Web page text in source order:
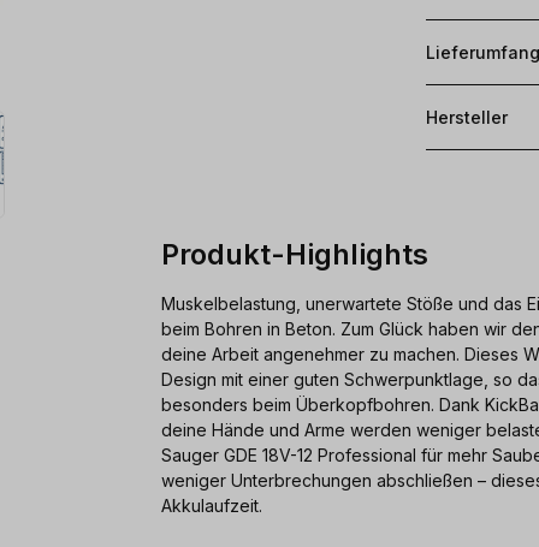
Lieferumfang
Hersteller
Produkt-Highlights
Muskelbelastung, unerwartete Stöße und das
beim Bohren in Beton. Zum Glück haben wir
deine Arbeit angenehmer zu machen. Dieses
Design mit einer guten Schwerpunktlage, so
besonders beim Überkopfbohren. Dank
deine Hände und Arme werden weniger
Sauger GDE 18V-12 Professional für mehr
weniger Unterbrechungen abschließen –
Akkulaufzeit.